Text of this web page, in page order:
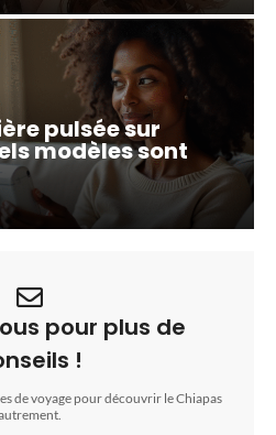
pulsée sur
modèles sont
pour plus de
!
de voyage pour découvrir le Chiapas